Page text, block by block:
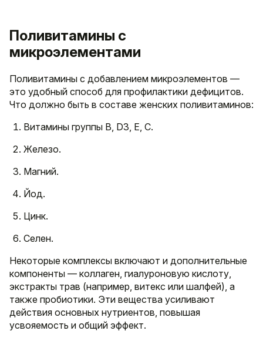
Поливитамины с
микроэлементами
Поливитамины с добавлением микроэлементов —
это удобный способ для профилактики дефицитов.
Что должно быть в составе женских поливитаминов:
Витамины группы B, D3, Е, С.
Железо.
Магний.
Йод.
Цинк.
Селен.
Некоторые комплексы включают и дополнительные
компоненты — коллаген, гиалуроновую кислоту,
экстракты трав (например, витекс или шалфей), а
также пробиотики. Эти вещества усиливают
действия основных нутриентов, повышая
усвояемость и общий эффект.